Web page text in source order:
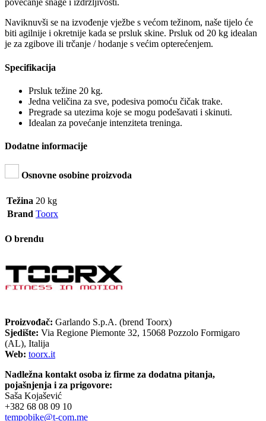
povećanje snage i izdržljivosti.
Naviknuvši se na izvođenje vježbe s većom težinom, naše tijelo će
biti agilnije i okretnije kada se prsluk skine. Prsluk od 20 kg idealan
je za zgibove ili trčanje / hodanje s većim opterećenjem.
Specifikacija
Prsluk težine 20 kg.
Jedna veličina za sve, podesiva pomoću čičak trake.
Pregrade sa utezima koje se mogu podešavati i skinuti.
Idealan za povećanje intenziteta treninga.
Dodatne informacije
Osnovne osobine proizvoda
Težina 20 kg
Brand Toorx
O brendu
Proizvođač: Garlando S.p.A. (brend Toorx)
Sjedište: Via Regione Piemonte 32, 15068 Pozzolo Formigaro
(AL), Italija
Web: toorx.it
Nadležna kontakt osoba iz firme za dodatna pitanja,
pojašnjenja i za prigovore:
Saša Kojašević
+382 68 08 09 10
tempobike@t-com.me